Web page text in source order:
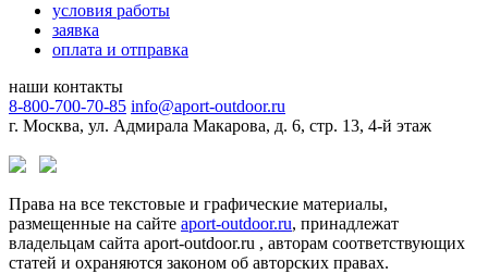
условия работы
заявка
оплата и отправка
наши контакты
8-800-700-70-85 info@aport-outdoor.ru
г. Москва, ул. Адмирала Макарова, д. 6, стр. 13, 4-й этаж
Права на все текстовые и графические материалы,
размещенные на сайте aport-outdoor.ru, принадлежат
владельцам сайта aport-outdoor.ru , авторам соответствующих
статей и охраняются законом об авторских правах.